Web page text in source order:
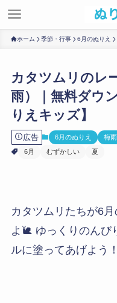
ホーム 季節・行事 6月のぬりえ
カタツムリのレ
雨）｜無料ダウ
りえキッズ】
広告 6月のぬりえ 梅
6月
むずかしい 夏
カタツムリたちが6
よ🐌 ゆっくりのんび
ルに塗ってあげよう！